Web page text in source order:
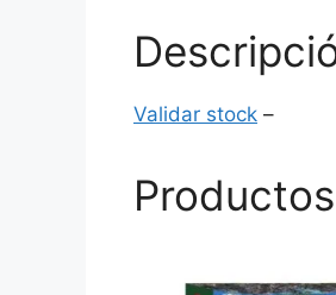
Validar stock –